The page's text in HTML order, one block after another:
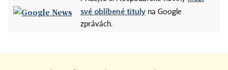
své oblíbené tituly na Google
zprávách.